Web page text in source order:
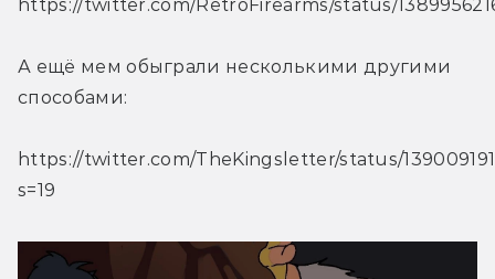
https://twitter.com/RetroFirearms/status/
А ещё мем обыграли несколькими другими
способами:
https://twitter.com/TheKingsletter/status/
s=19